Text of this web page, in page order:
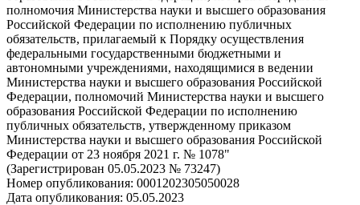
полномочия Министерства науки и высшего образования
Российской Федерации по исполнению публичных
обязательств, прилагаемый к Порядку осуществления
федеральными государственными бюджетными и
автономными учреждениями, находящимися в ведении
Министерства науки и высшего образования Российской
Федерации, полномочий Министерства науки и высшего
образования Российской Федерации по исполнению
публичных обязательств, утвержденному приказом
Министерства науки и высшего образования Российской
Федерации от 23 ноября 2021 г. № 1078"
(Зарегистрирован 05.05.2023 № 73247)
Номер опубликования: 0001202305050028
Дата опубликования: 05.05.2023